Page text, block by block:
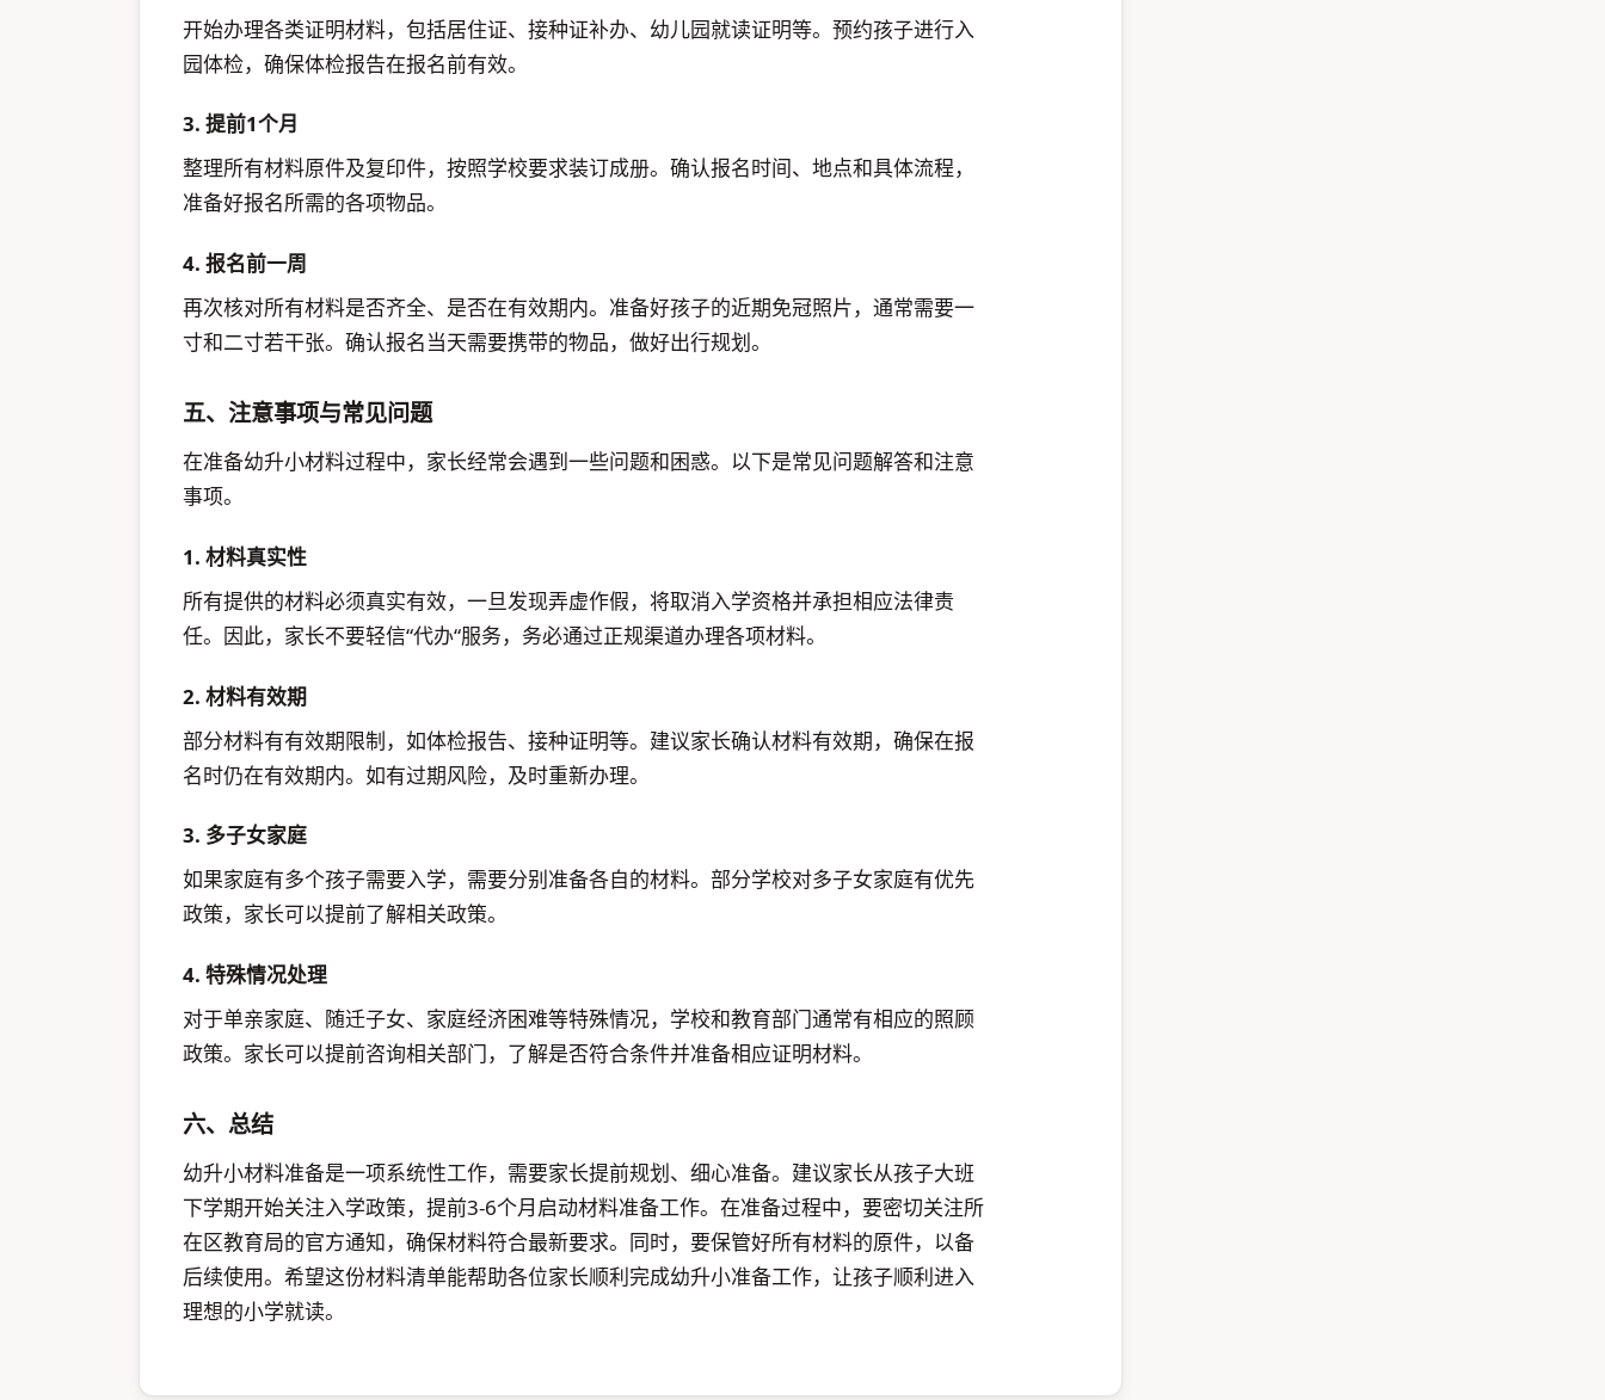
开始办理各类证明材料，包括居住证、接种证补办、幼儿园就读证明等。预约孩子进行入
园体检，确保体检报告在报名前有效。
3. 提前1个月
整理所有材料原件及复印件，按照学校要求装订成册。确认报名时间、地点和具体流程，
准备好报名所需的各项物品。
4. 报名前一周
再次核对所有材料是否齐全、是否在有效期内。准备好孩子的近期免冠照片，通常需要一
寸和二寸若干张。确认报名当天需要携带的物品，做好出行规划。
五、注意事项与常见问题
在准备幼升小材料过程中，家长经常会遇到一些问题和困惑。以下是常见问题解答和注意
事项。
1. 材料真实性
所有提供的材料必须真实有效，一旦发现弄虚作假，将取消入学资格并承担相应法律责
任。因此，家长不要轻信“代办“服务，务必通过正规渠道办理各项材料。
2. 材料有效期
部分材料有有效期限制，如体检报告、接种证明等。建议家长确认材料有效期，确保在报
名时仍在有效期内。如有过期风险，及时重新办理。
3. 多子女家庭
如果家庭有多个孩子需要入学，需要分别准备各自的材料。部分学校对多子女家庭有优先
政策，家长可以提前了解相关政策。
4. 特殊情况处理
对于单亲家庭、随迁子女、家庭经济困难等特殊情况，学校和教育部门通常有相应的照顾
政策。家长可以提前咨询相关部门，了解是否符合条件并准备相应证明材料。
六、总结
幼升小材料准备是一项系统性工作，需要家长提前规划、细心准备。建议家长从孩子大班
下学期开始关注入学政策，提前3-6个月启动材料准备工作。在准备过程中，要密切关注所
在区教育局的官方通知，确保材料符合最新要求。同时，要保管好所有材料的原件，以备
后续使用。希望这份材料清单能帮助各位家长顺利完成幼升小准备工作，让孩子顺利进入
理想的小学就读。